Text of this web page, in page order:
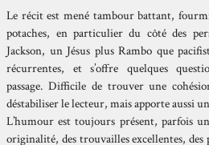
Le récit est mené tambour battant,
potaches, en particulier du côté des
Jackson, un Jésus plus Rambo que
récurrentes, et s’offre quelques
passage. Difficile de trouver une
déstabiliser le lecteur, mais apporte aussi
L’humour est toujours présent, parfois
originalité, des trouvailles excellentes,